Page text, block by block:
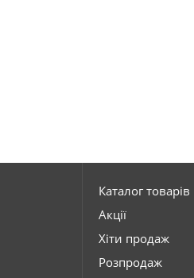
Каталог товарів
Акції
Хіти продаж
Розпродаж